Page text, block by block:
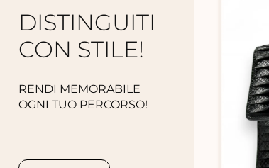
DISTINGUITI
CON STILE!
RENDI MEMORABILE
OGNI TUO PERCORSO!